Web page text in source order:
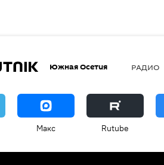
Южная Осетия РАДИО
Макс Rutube